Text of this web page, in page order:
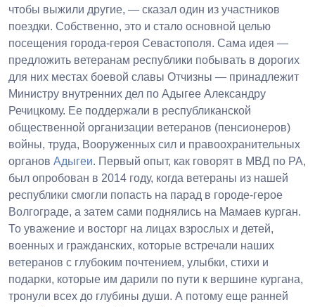
чтобы выжили другие, — сказал один из участников
поездки. Собственно, это и стало основной целью
посещения города-героя Севастополя. Сама идея —
предложить ветеранам республики побывать в дорогих
для них местах боевой славы Отчизны — принадлежит
Министру внутренних дел по Адыгее Александру
Речицкому. Ее поддержали в республиканской
общественной организации ветеранов (пенсионеров)
войны, труда, Вооруженных сил и правоохранительных
органов Адыгеи. Первый опыт, как говорят в МВД по РА,
был опробован в 2014 году, когда ветераны из нашей
республики смогли попасть на парад в городе-герое
Волгограде, а затем сами поднялись на Мамаев курган.
То уважение и восторг на лицах взрослых и детей,
военных и гражданских, которые встречали наших
ветеранов с глубоким почтением, улыбки, стихи и
подарки, которые им дарили по пути к вершине кургана,
тронули всех до глубины души. А потому еще ранней